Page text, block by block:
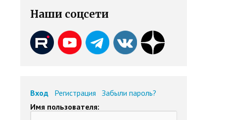
Наши соцсети
Вход Регистрация
Забыли пароль?
Имя пользователя: